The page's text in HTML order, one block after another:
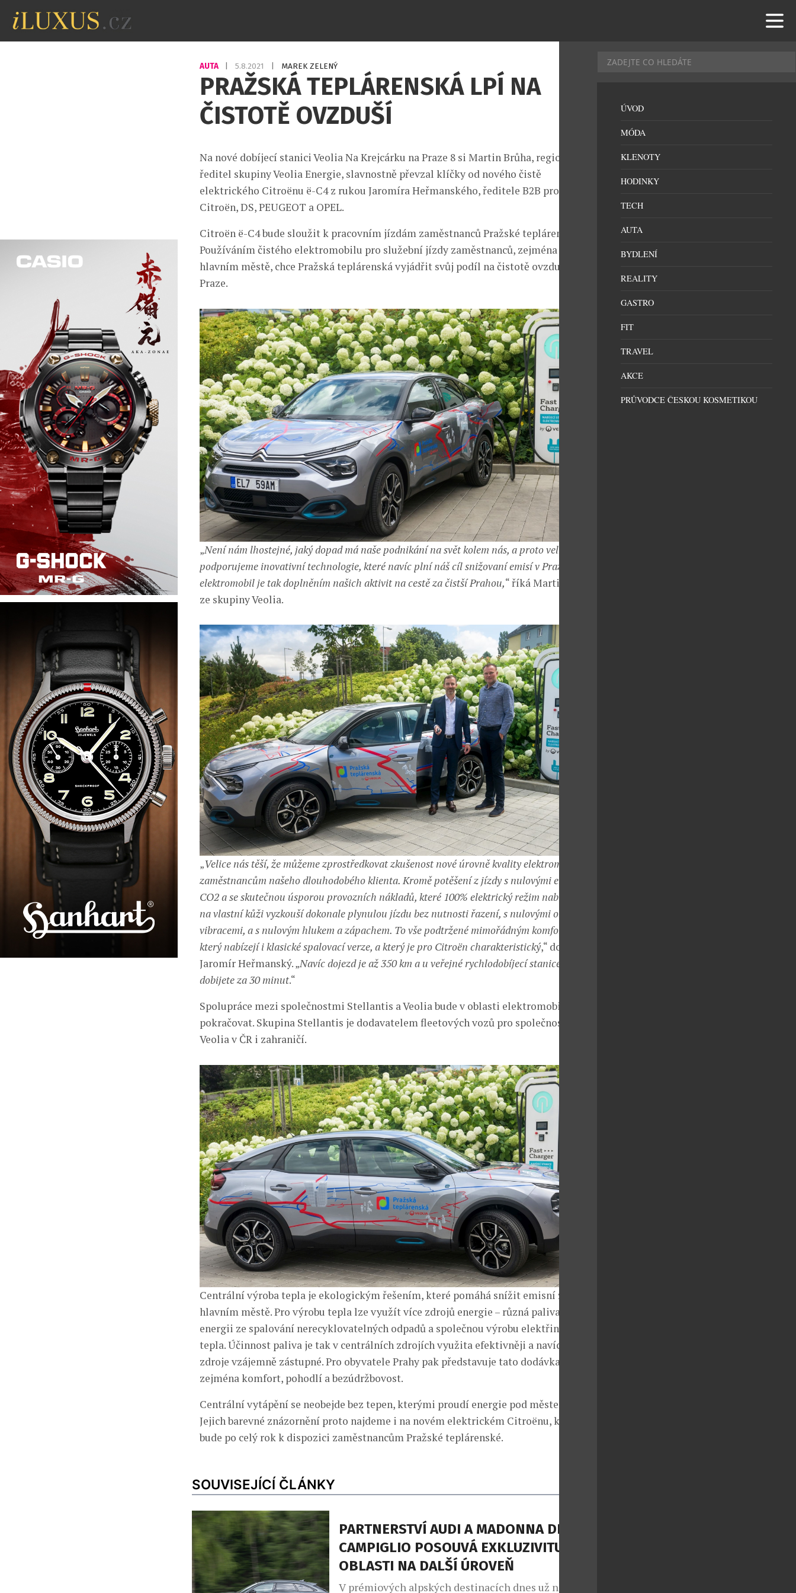
AUTA 5.8.2021 MAREK ZELENÝ
PRAŽSKÁ TEPLÁRENSKÁ LPÍ NA
ČISTOTĚ OVZDUŠÍ
Na nové dobíjecí stanici Veolia Na Krejcárku na Praze 8 si Martin Brůha, regionální
ředitel skupiny Veolia Energie, slavnostně převzal klíčky od nového čistě
elektrického Citroënu ë-C4 z rukou Jaromíra Heřmanského, ředitele B2B pro značky
Citroën, DS, PEUGEOT a OPEL.
Citroën ë-C4 bude sloužit k pracovním jízdám zaměstnanců Pražské teplárenské.
Používáním čistého elektromobilu pro služební jízdy zaměstnanců, zejména po
hlavním městě, chce Pražská teplárenská vyjádřit svůj podíl na čistotě ovzduší v
Praze.
„Není nám lhostejné, jaký dopad má naše podnikání na svět kolem nás, a proto velmi
podporujeme inovativní technologie, které navíc plní náš cíl snižovaní emisí v Praze. Nový
elektromobil je tak doplněním našich aktivit na cestě za čistší Prahou,“ říká Martin Brůha
ze skupiny Veolia.
„Velice nás těší, že můžeme zprostředkovat zkušenost nové úrovně kvality elektromobility
zaměstnancům našeho dlouhodobého klienta. Kromě potěšení z jízdy s nulovými emisemi
CO2 a se skutečnou úsporou provozních nákladů, které 100% elektrický režim nabízí, totiž
na vlastní kůži vyzkouší dokonale plynulou jízdu bez nutnosti řazení, s nulovými otřesy a
vibracemi, a s nulovým hlukem a zápachem. To vše podtržené mimořádným komfortem,
který nabízejí i klasické spalovací verze, a který je pro Citroën charakteristický,“ doplnil
Jaromír Heřmanský. „Navíc dojezd je až 350 km a u veřejné rychlodobíjecí stanice vůz
dobijete za 30 minut.“
Spolupráce mezi společnostmi Stellantis a Veolia bude v oblasti elektromobility
pokračovat. Skupina Stellantis je dodavatelem fleetových vozů pro společnost
Veolia v ČR i zahraničí.
Centrální výroba tepla je ekologickým řešením, které pomáhá snížit emisní zátěž v
hlavním městě. Pro výrobu tepla lze využít více zdrojů energie – různá paliva,
energii ze spalování nerecyklovatelných odpadů a společnou výrobu elektřiny a
tepla. Účinnost paliva je tak v centrálních zdrojích využita efektivněji a navíc jsou
zdroje vzájemně zástupné. Pro obyvatele Prahy pak představuje tato dodávka tepla
zejména komfort, pohodlí a bezúdržbovost.
Centrální vytápění se neobejde bez tepen, kterými proudí energie pod městem.
Jejich barevné znázornění proto najdeme i na novém elektrickém Citroënu, který
bude po celý rok k dispozici zaměstnancům Pražské teplárenské.
SOUVISEJÍCÍ ČLÁNKY
PARTNERSTVÍ AUDI A MADONNA DI
CAMPIGLIO POSOUVÁ EXKLUZIVITU
OBLASTI NA DALŠÍ ÚROVEŇ
V prémiových alpských destinacích dnes už nejde
ÚVOD
MÓDA
KLENOTY
HODINKY
TECH
AUTA
BYDLENÍ
REALITY
GASTRO
FIT
TRAVEL
AKCE
PRŮVODCE ČESKOU KOSMETIKOU